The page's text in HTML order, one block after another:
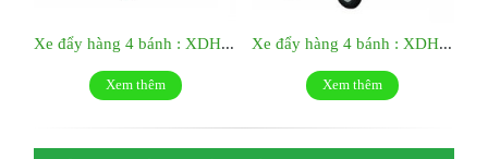
Xe đẩy hàng 4 bánh : XDH09
Xem thêm
Xe đẩy hàng 4 bánh : XDH10
Xem thêm